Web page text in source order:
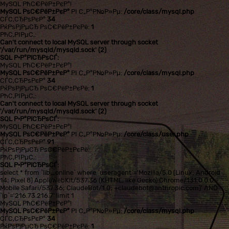
MySQL РћС€РёР±РєР°!
MySQL РѕС€РёР±РєР° РІ С„Р°Р№Р»Рµ: /core/class/mysql.php
СЃС‚СЂРѕРєР° 34
РќРѕРјРµСЂ РѕС€РёР±РєРё: 1
РћС‚РІРµС‚:
Can't connect to local MySQL server through socket
'/var/run/mysqld/mysqld.sock' (2)
SQL Р·Р°РїСЂРѕСЃ:
MySQL РћС€РёР±РєР°!
MySQL РѕС€РёР±РєР° РІ С„Р°Р№Р»Рµ: /core/class/mysql.php
СЃС‚СЂРѕРєР° 34
РќРѕРјРµСЂ РѕС€РёР±РєРё: 1
РћС‚РІРµС‚:
Can't connect to local MySQL server through socket
'/var/run/mysqld/mysqld.sock' (2)
SQL Р·Р°РїСЂРѕСЃ:
MySQL РћС€РёР±РєР°!
MySQL РѕС€РёР±РєР° РІ С„Р°Р№Р»Рµ: /core/class/user.php
СЃС‚СЂРѕРєР° 91
РќРѕРјРµСЂ РѕС€РёР±РєРё:
РћС‚РІРµС‚:
SQL Р·Р°РїСЂРѕСЃ:
select * from `lib_online` where `useragent`='Mozilla/5.0 (Linux; Android
14; Pixel 8) AppleWebKit/537.36 (KHTML, like Gecko) Chrome/131.0.0.0
Mobile Safari/537.36; ClaudeBot/1.0; +claudebot@anthropic.com)' AND
`ip`='216.73.216.7' limit 1
MySQL РћС€РёР±РєР°!
MySQL РѕС€РёР±РєР° РІ С„Р°Р№Р»Рµ:/core/class/mysql.php
СЃС‚СЂРѕРєР°34
РќРѕРјРµСЂ РѕС€РёР±РєРё: 1